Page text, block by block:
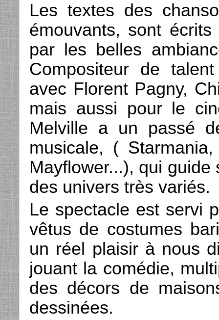
Les textes des
émouvants, sont
par les belles
Compositeur de
avec Florent Pagny,
mais aussi pour le
Melville a un passé
musicale, (
Mayflower...), qui
des univers très variés.
Le spectacle est servi
vêtus de costumes
un réel plaisir à nous
jouant la comédie,
des décors de
dessinées.